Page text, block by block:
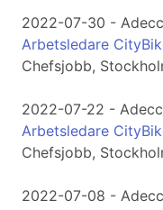
2022-07-30 -
Arbetsledare
Chefsjobb,
2022-07-22 -
Arbetsledare
Chefsjobb,
2022-07-08 -